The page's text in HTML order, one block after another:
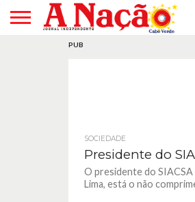
PUB
SOCIEDADE
Presidente do
O presidente do SIACSA
Lima, está o não